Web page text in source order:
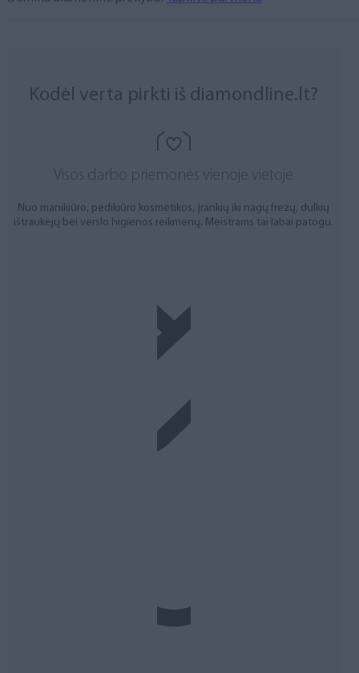
Kodėl verta pirkti iš diamondline.lt?
Visos darbo priemonės vienoje vietoje
Nuo manikiūro, pedikiūro kosmetikos, įrankių iki nagų frezų, dulkių
ištraukėjų bei verslo higienos reikmenų. Meistrams tai labai patogu.